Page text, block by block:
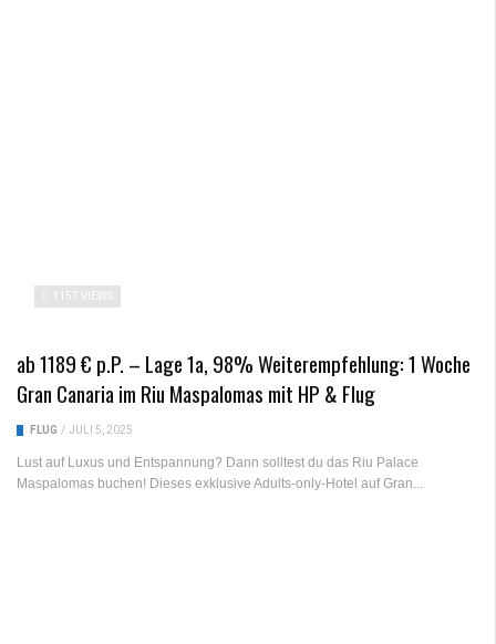
1157 VIEWS
ab 1189 € p.P. – Lage 1a, 98% Weiterempfehlung: 1 Woche
Gran Canaria im Riu Maspalomas mit HP & Flug
FLUG / JULI 5, 2025
Lust auf Luxus und Entspannung? Dann solltest du das Riu Palace
Maspalomas buchen! Dieses exklusive Adults-only-Hotel auf Gran...